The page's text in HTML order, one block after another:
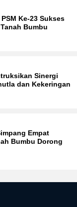
Ke-23 Sukses
Bumbu
Sinergi
dan Kekeringan
Empat
Bumbu Dorong